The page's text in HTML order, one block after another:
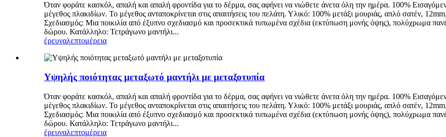
Όταν φοράτε κασκόλ, απαλή και απαλή φροντίδα για το δέρμα, σας αφήνει να νιώθετε άνετα όλη την ημέρα. 100%
μέγεθος πλακιδίων. Το μέγεθος ανταποκρίνεται στις απαιτήσεις του πελάτη. Υλικό: 100% μετάξι μουριάς, απλό σατέν,
Σχεδιασμός: Μια ποικιλία από έξυπνο σχεδιασμό και προσεκτικά τυπωμένα σχέδια (εκτύπωση μονής όψης), πολύχρωμα
δώρου. Κατάλληλο: Τετράγωνο μαντήλι...
έρευναλεπτομέρεια
Υψηλής ποιότητας μεταξωτό μαντήλι με μεταξοτυπία
Όταν φοράτε κασκόλ, απαλή και απαλή φροντίδα για το δέρμα, σας αφήνει να νιώθετε άνετα όλη την ημέρα. 100%
μέγεθος πλακιδίων. Το μέγεθος ανταποκρίνεται στις απαιτήσεις του πελάτη. Υλικό: 100% μετάξι μουριάς, απλό σατέν,
Σχεδιασμός: Μια ποικιλία από έξυπνο σχεδιασμό και προσεκτικά τυπωμένα σχέδια (εκτύπωση μονής όψης), πολύχρωμα
δώρου. Κατάλληλο: Τετράγωνο μαντήλι...
έρευναλεπτομέρεια